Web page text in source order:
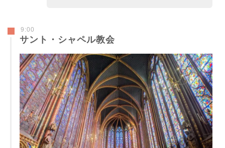
9:00
サント・シャペル教会